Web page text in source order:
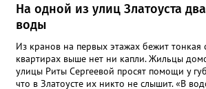
На одной из улиц Златоуста
воды
Из кранов на первых этажах бежит тонкая
квартирах выше нет ни капли. Жильцы
улицы Риты Сергеевой просят помощи у
что в Златоусте их никто не слышит. «В